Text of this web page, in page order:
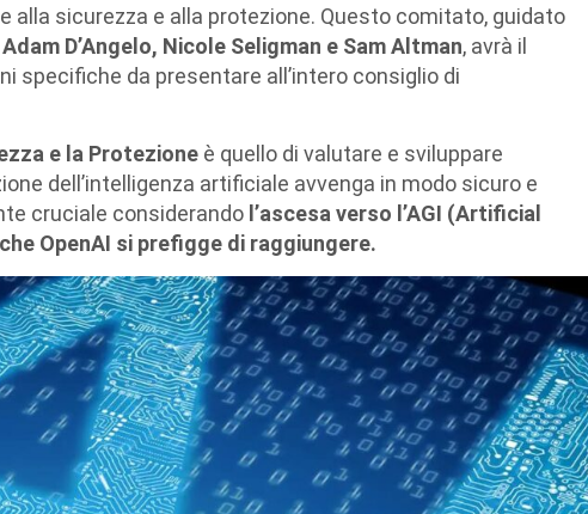
sicurezza e alla protezione. Questo comitato, guidato
D’Angelo, Nicole Seligman e Sam Altman, avrà il
specifiche da presentare all’intero consiglio di
e la Protezione è quello di valutare e sviluppare
dell’intelligenza artificiale avvenga in modo sicuro e
cruciale considerando l’ascesa verso l’AGI (Artificial
OpenAI si prefigge di raggiungere.